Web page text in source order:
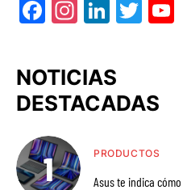
Facebook
Instagram
LinkedIn
NOTICIAS
DESTACADAS
PRODUCTOS
Asus te indica